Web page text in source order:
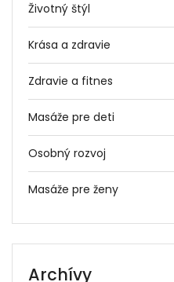
Životný štýl
Krása a zdravie
Zdravie a fitnes
Masáže pre deti
Osobný rozvoj
Masáže pre ženy
Archívy